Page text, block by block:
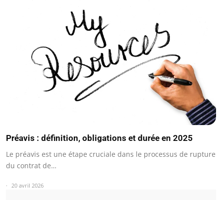
Préavis : définition, obligations et durée en 2025
Le préavis est une étape cruciale dans le processus de rupture
du contrat de…
20 avril 2026